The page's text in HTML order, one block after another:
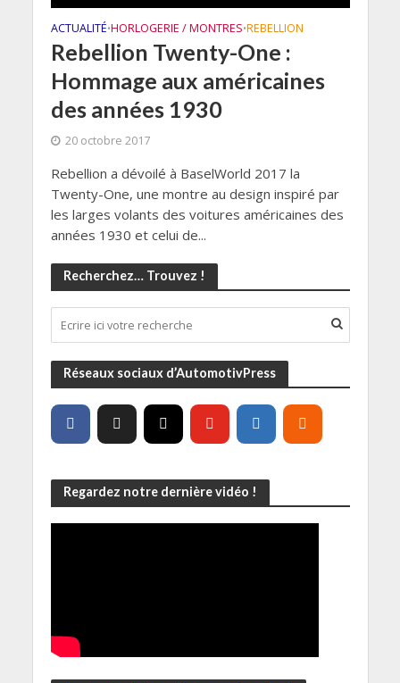
ACTUALITÉ•HORLOGERIE / MONTRES•REBELLION
Rebellion Twenty-One :
Hommage aux américaines
des années 1930
20 octobre 2017
Rebellion a dévoilé à BaselWorld 2017 la
Twenty-One, une montre au design inspiré par
les larges volants des voitures américaines des
années 1930 et celui de...
Recherchez… Trouvez !
Réseaux sociaux d’AutomotivPress
Regardez notre dernière vidéo !